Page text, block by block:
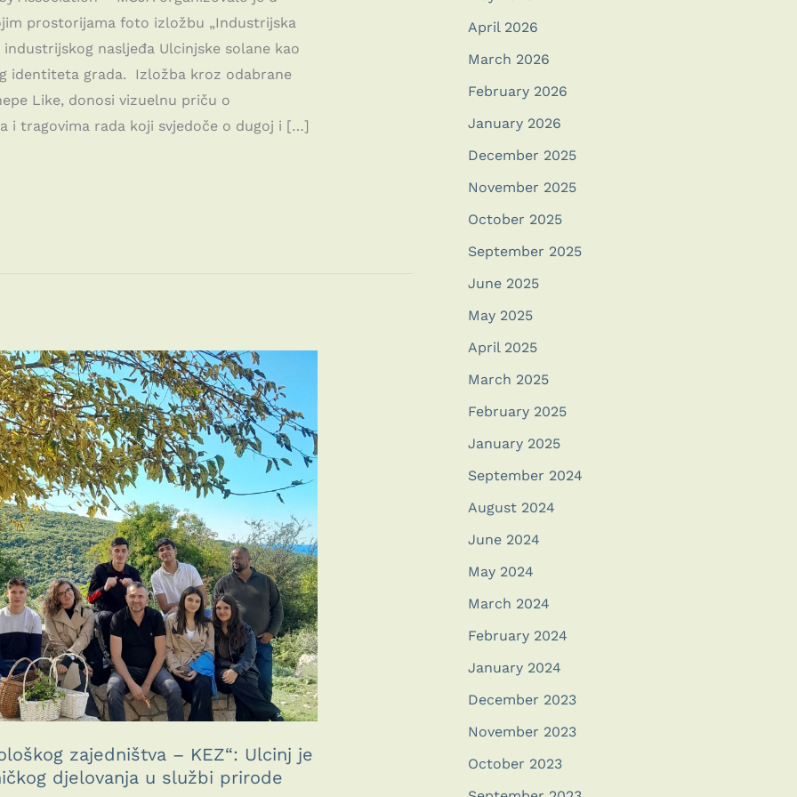
prostorijama foto izložbu „Industrijska
nasljeđa Ulcinjske solane kao
identiteta grada. Izložba kroz odabrane
Like, donosi vizuelnu priču o
i tragovima rada koji svjedoče o dugoj i […]
zajedništva – KEZ“: Ulcinj je
djelovanja u službi prirode
April 2026
March 2026
February 2026
January 2026
December 2025
November 2025
October 2025
September 2025
June 2025
May 2025
April 2025
March 2025
February 2025
January 2025
September 2024
August 2024
June 2024
May 2024
March 2024
February 2024
January 2024
December 2023
November 2023
October 2023